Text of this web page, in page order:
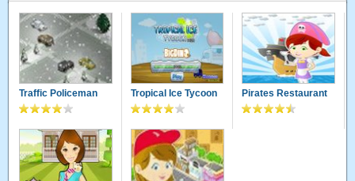
Traffic Policeman Tropical Ice Tycoon Pirates Restaurant